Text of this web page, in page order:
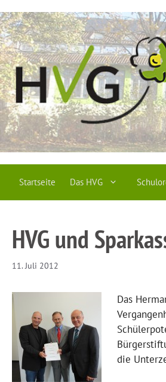
Inhalt
springen
Startseite Das HVG
HVG und
11. Juli 2012
Das
die